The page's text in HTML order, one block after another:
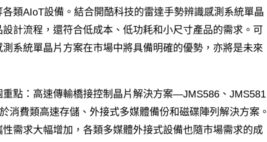
類AIoT設備。結合開酷科技的雷達手勢辨識感測系統單晶
計流程，還符合低成本、低功耗和小尺寸產品的需求。可
系統單晶片方案在市場中將具備明確的優勢，亦將是未來
點：高速傳輸橋接控制晶片解決方案—JMS586、JMS581
消費類高速存儲、外接式多媒體備份和磁碟陣列解決方案。
需求大幅增加，各類多媒體外接式設備也隨市場需求的成